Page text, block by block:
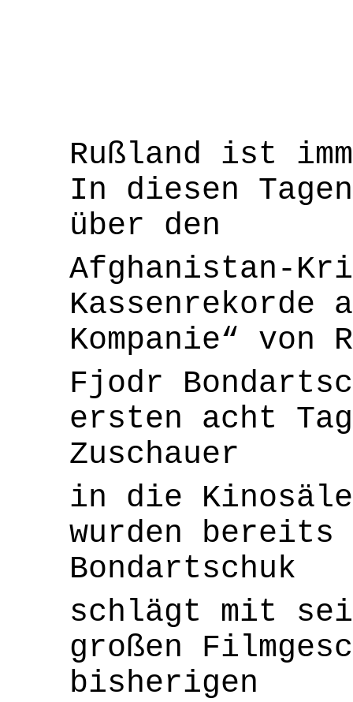
Rußland ist
In diesen
über den
Afghanistan-
Kompanie“ von
Fjodr
ersten acht
Zuschauer
in die
wurden
Bondartschuk
schlägt mit
großen
bisherigen